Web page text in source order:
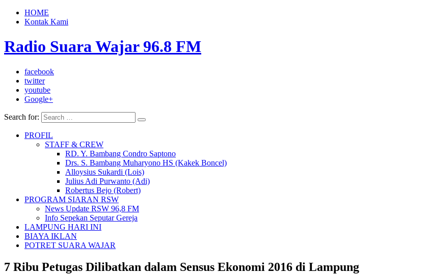
HOME
Kontak Kami
Radio Suara Wajar 96.8 FM
facebook
twitter
youtube
Google+
Search for:
PROFIL
STAFF & CREW
RD. Y. Bambang Condro Saptono
Drs. S. Bambang Muharyono HS (Kakek Boncel)
Alloysius Sukardi (Lois)
Julius Adi Purwanto (Adi)
Robertus Bejo (Robert)
PROGRAM SIARAN RSW
News Update RSW 96,8 FM
Info Sepekan Seputar Gereja
LAMPUNG HARI INI
BIAYA IKLAN
POTRET SUARA WAJAR
7 Ribu Petugas Dilibatkan dalam Sensus Ekonomi 2016 di Lampung